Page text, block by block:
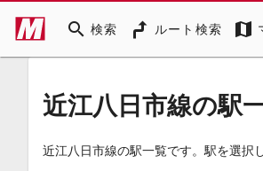
search 検索 ルート検索 map
近江八日市線の駅
近江八日市線の駅一覧です。駅を選択